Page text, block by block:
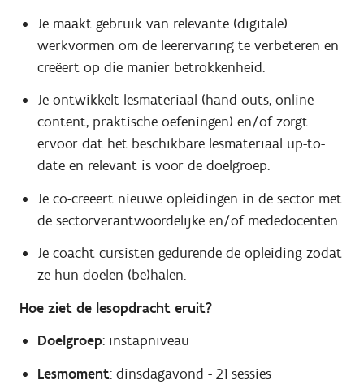
Je maakt gebruik van relevante (digitale)
werkvormen om de leerervaring te verbeteren en
creëert op die manier betrokkenheid.
Je ontwikkelt lesmateriaal (hand-outs, online
content, praktische oefeningen) en/of zorgt
ervoor dat het beschikbare lesmateriaal up-to-
date en relevant is voor de doelgroep.
Je co-creëert nieuwe opleidingen in de sector met
de sectorverantwoordelijke en/of mededocenten.
Je coacht cursisten gedurende de opleiding zodat
ze hun doelen (be)halen.
Hoe ziet de lesopdracht eruit?
Doelgroep: instapniveau
Lesmoment: dinsdagavond - 21 sessies